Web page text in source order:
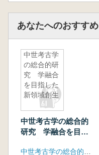
あなたへのおすすめ
中世考古学
の総合的研
究 学融合
を目指した
新領域創生
中世考古学の総合的
研究 学融合を目指